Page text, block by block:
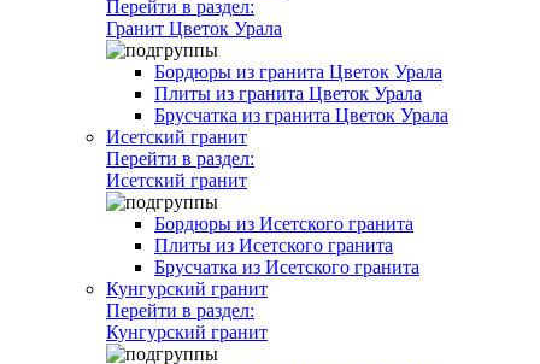
Перейти в раздел:
Гранит Цветок Урала
Бордюры из гранита Цветок Урала
Плиты из гранита Цветок Урала
Брусчатка из гранита Цветок Урала
Исетский гранит
Перейти в раздел:
Исетский гранит
Бордюры из Исетского гранита
Плиты из Исетского гранита
Брусчатка из Исетского гранита
Кунгурский гранит
Перейти в раздел:
Кунгурский гранит